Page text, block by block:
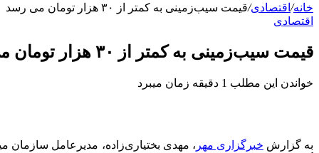
خانه/ اقتصادی/قیمت سیب‌زمینی به کمتر از ۳۰ هزار تومان می رسد
اقتصادی
قیمت سیب‌زمینی به کمتر از ۳۰ هزار تومان می رسد
خواندن این مطلب 1 دقیقه زمان میبرد
به گزارش خبرگزاری مهر ، مهدی بختیاری‌زاده، مدیرعامل سازمان